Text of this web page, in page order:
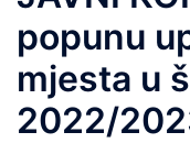
popunu
mjesta u
2022/